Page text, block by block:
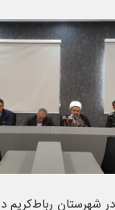
شهرستان رباط‌کریم